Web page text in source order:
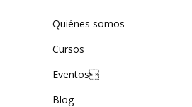
Quiénes somos
Cursos
Eventos
Blog